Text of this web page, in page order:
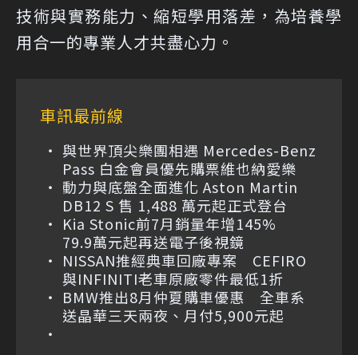
技術與實務能力、縮短學用落差，為培養學
用合一的專業人才共盡心力。
車訊最前線
與世界頂尖樂團相遇 Mercedes-Benz
Pass 白金會員優先購票維也納愛樂
動力與底盤全面進化 Aston Martin
DB12 S 售 1,488 萬元起正式登台
Kia Stonic前7月銷量年增145%
79.9萬元起再送電子後視鏡
NISSAN推經典車回廠專案 CEFIRO
與INFINITI老車原廠零件最低1折
BMW推出8月仲夏購車優惠 全車系
送晶華三天兩夜、月付5,900元起